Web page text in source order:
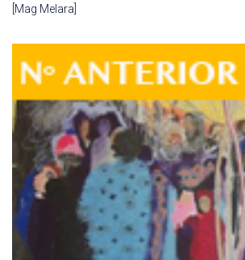
[Mag Melara]